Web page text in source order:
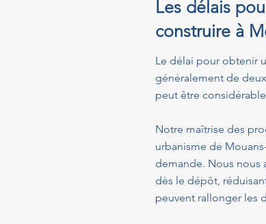
Les délais
construire à
Le délai pour obtenir
généralement de
peut être
Notre maîtrise des
urbanisme de
demande. Nous nous
dès le dépôt,
peuvent rallonger les